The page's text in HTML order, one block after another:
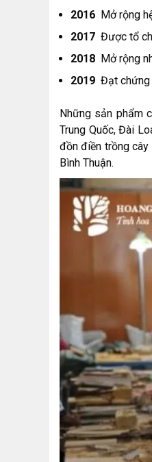
2016 Mở rộng
2017 Được tổ
2018 Mở rộng
2019 Đạt chứng
Những sản phẩm
Trung Quốc, Đài
đồn điền trồng
Bình Thuận.